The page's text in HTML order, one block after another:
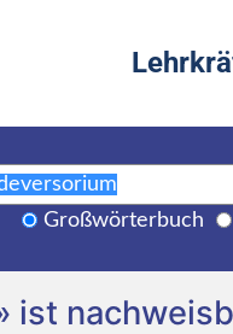
Großwörterbuch
ist